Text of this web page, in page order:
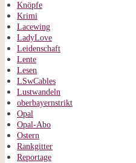
Knöpfe
Krimi
Lacewing
LadyLove
Leidenschaft
Lente
Lesen
LSwCables
Lustwandeln
oberbayernstrikt
Opal
Opal-Abo
Ostern
Rankgitter
Reportage